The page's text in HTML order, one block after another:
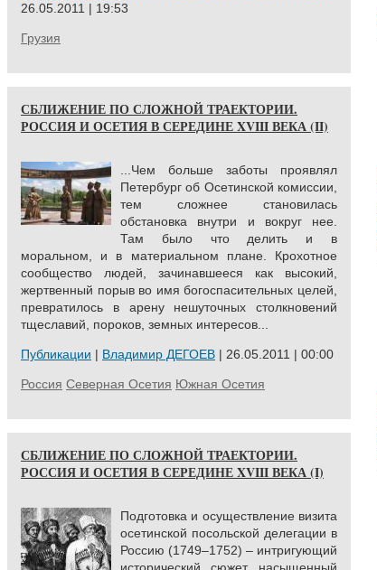
26.05.2011 | 19:53
Грузия
СБЛИЖЕНИЕ ПО СЛОЖНОЙ ТРАЕКТОРИИ.
РОССИЯ И ОСЕТИЯ В СЕРЕДИНЕ XVIII ВЕКА (II)
...Чем больше заботы проявлял
Петербург об Осетинской комиссии,
тем сложнее становилась
обстановка внутри и вокруг нее.
Там было что делить и в
моральном, и в материальном плане. Крохотное
сообщество людей, зачинавшееся как высокий,
жертвенный порыв во имя богоспасительных целей,
превратилось в арену нешуточных столкновений
тщеславий, пороков, земных интересов...
Публикации | Владимир ДЕГОЕВ | 26.05.2011 | 00:00
Россия Северная Осетия Южная Осетия
СБЛИЖЕНИЕ ПО СЛОЖНОЙ ТРАЕКТОРИИ.
РОССИЯ И ОСЕТИЯ В СЕРЕДИНЕ XVIII ВЕКА (I)
Подготовка и осуществление визита
осетинской посольской делегации в
Россию (1749–1752) – интригующий